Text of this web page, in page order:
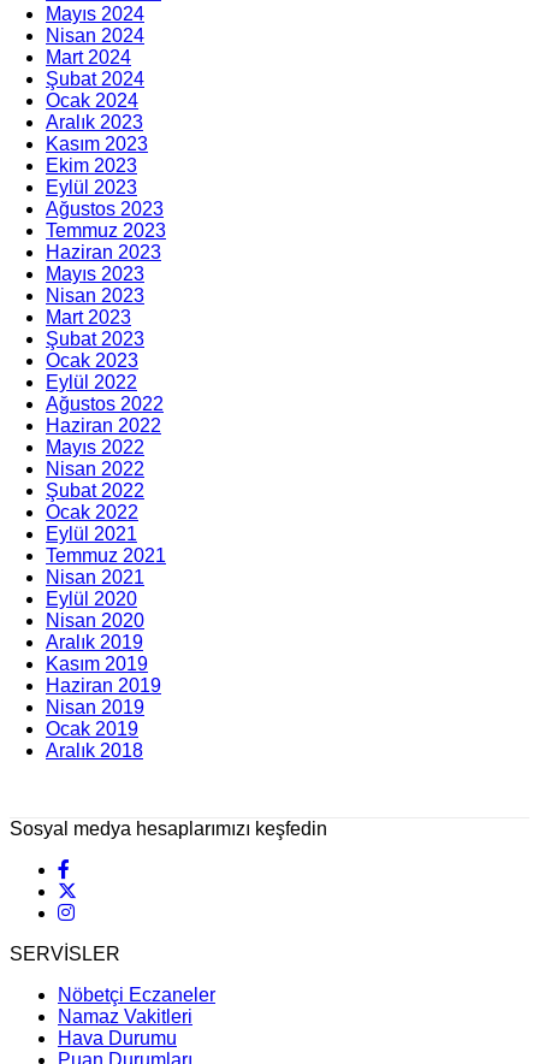
Mayıs 2024
Nisan 2024
Mart 2024
Şubat 2024
Ocak 2024
Aralık 2023
Kasım 2023
Ekim 2023
Eylül 2023
Ağustos 2023
Temmuz 2023
Haziran 2023
Mayıs 2023
Nisan 2023
Mart 2023
Şubat 2023
Ocak 2023
Eylül 2022
Ağustos 2022
Haziran 2022
Mayıs 2022
Nisan 2022
Şubat 2022
Ocak 2022
Eylül 2021
Temmuz 2021
Nisan 2021
Eylül 2020
Nisan 2020
Aralık 2019
Kasım 2019
Haziran 2019
Nisan 2019
Ocak 2019
Aralık 2018
Sosyal medya hesaplarımızı keşfedin
SERVİSLER
Nöbetçi Eczaneler
Namaz Vakitleri
Hava Durumu
Puan Durumları